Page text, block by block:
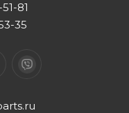
81
35